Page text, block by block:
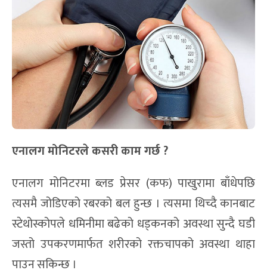
एनालग मोनिटरले कसरी काम गर्छ ?
एनालग मोनिटरमा ब्लड प्रेसर (कफ) पाखुरामा बाँधेपछि
त्यसमै जोडिएको रबरको बल हुन्छ । त्यसमा थिच्दै कानबाट
स्टेथोस्कोपले धमिनीमा बढेको धड्कनको अवस्था सुन्दै घडी
जस्तो उपकरणमार्फत शरीरको रक्तचापको अवस्था थाहा
पाउन सकिन्छ ।